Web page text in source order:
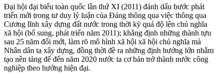
Đại hội đại biểu toàn quốc lần thứ XI (2011) đánh dấu bước phát
triển mới trong tư duy lý luận của Đảng thông qua việc thông qua
Cương lĩnh xây dựng đất nước trong thời kỳ quá độ lên chủ nghĩa
xã hội (bổ sung, phát triển năm 2011); khẳng định những thành tựu
sau 25 năm đổi mới, làm rõ mô hình xã hội xã hội chủ nghĩa mà
Nhân dân ta xây dựng, đồng thời đề ra những định hướng lớn nhằm
tạo nền tảng để đến năm 2020 nước ta cơ bản trở thành nước công
nghiệp theo hướng hiện đại.